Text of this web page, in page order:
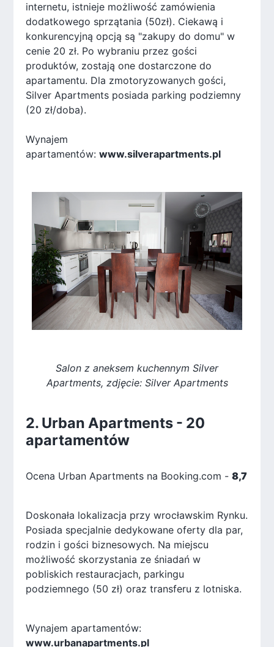
internetu, istnieje możliwość zamówienia
dodatkowego sprzątania (50zł). Ciekawą i
konkurencyjną opcją są "zakupy do domu" w
cenie 20 zł. Po wybraniu przez gości
produktów, zostają one dostarczone do
apartamentu. Dla zmotoryzowanych gości,
Silver Apartments posiada parking podziemny
(20 zł/doba).
Wynajem
apartamentów:www.silverapartments.pl
Salon z aneksem kuchennym Silver
Apartments, zdjęcie: Silver Apartments
2. Urban Apartments - 20
apartamentów
Ocena Urban Apartments na Booking.com -8,7
Doskonała lokalizacja przy wrocławskim Rynku.
Posiada specjalnie dedykowane oferty dla par,
rodzin i gości biznesowych. Na miejscu
możliwość skorzystania ze śniadań w
pobliskich restauracjach, parkingu
podziemnego (50 zł) oraz transferu z lotniska.
Wynajem apartamentów:
www.urbanapartments.pl